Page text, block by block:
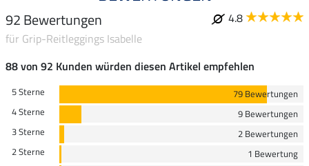
92 Bewertungen
4.8
für Grip-Reitleggings Isabelle
88 von 92 Kunden würden diesen Artikel empfehlen
5 Sterne
79 Bewertungen
4 Sterne
9 Bewertungen
3 Sterne
2 Bewertungen
2 Sterne
1 Bewertung